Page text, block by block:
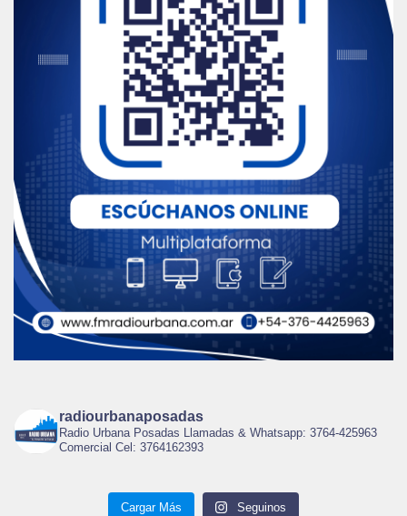
radiourbanaposadas
Radio Urbana Posadas Llamadas & Whatsapp: 3764-425963
Comercial Cel: 3764162393
Cargar Más Seguinos